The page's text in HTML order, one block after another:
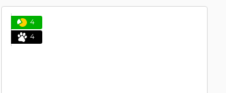
4
4